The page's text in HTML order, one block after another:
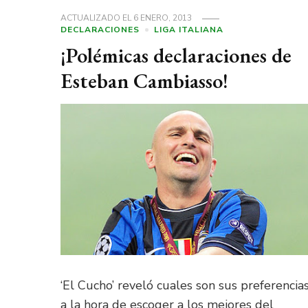
ACTUALIZADO EL6 ENERO, 2013
DECLARACIONES
LIGA ITALIANA
¡Polémicas declaraciones de
Esteban Cambiasso!
‘El Cucho’ reveló cuales son sus
a la hora de escoger a los mejores del